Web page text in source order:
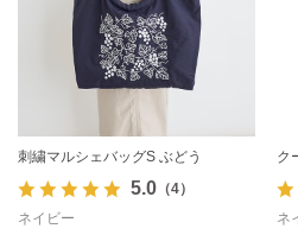
刺繍マルシェバッグS ぶどう
5.0（4）
ネイビー
ク
ネ